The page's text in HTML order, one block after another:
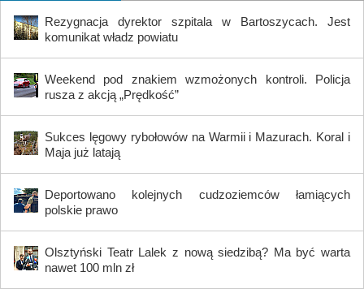
Rezygnacja dyrektor szpitala w Bartoszycach. Jest
komunikat władz powiatu
Weekend pod znakiem wzmożonych kontroli. Policja
rusza z akcją „Prędkość”
Sukces lęgowy rybołowów na Warmii i Mazurach. Koral i
Maja już latają
Deportowano kolejnych cudzoziemców łamiących
polskie prawo
Olsztyński Teatr Lalek z nową siedzibą? Ma być warta
nawet 100 mln zł